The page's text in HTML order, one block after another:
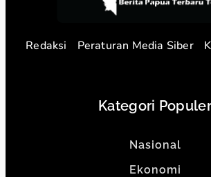
Redaksi Peraturan Media Siber
Kategori Populer
Nasional
Ekonomi